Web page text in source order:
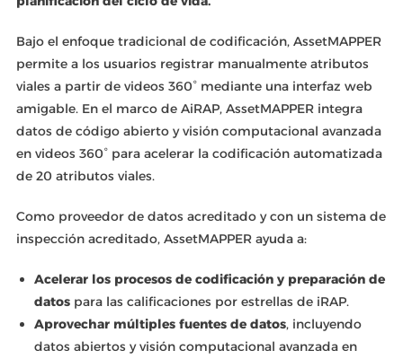
Bajo el enfoque tradicional de codificación, AssetMAPPER
permite a los usuarios registrar manualmente atributos
viales a partir de videos 360° mediante una interfaz web
amigable. En el marco de AiRAP, AssetMAPPER integra
datos de código abierto y visión computacional avanzada
en videos 360° para acelerar la codificación automatizada
de 20 atributos viales.
Como proveedor de datos acreditado y con un sistema de
inspección acreditado, AssetMAPPER ayuda a:
Acelerar los procesos de codificación y preparación de
datospara las calificaciones por estrellas de iRAP.
Aprovechar múltiples fuentes de datos, incluyendo
datos abiertos y visión computacional avanzada en